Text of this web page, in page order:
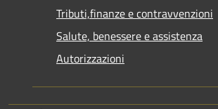
Tributi,finanze e contravvenzioni
Salute, benessere e assistenza
Autorizzazioni